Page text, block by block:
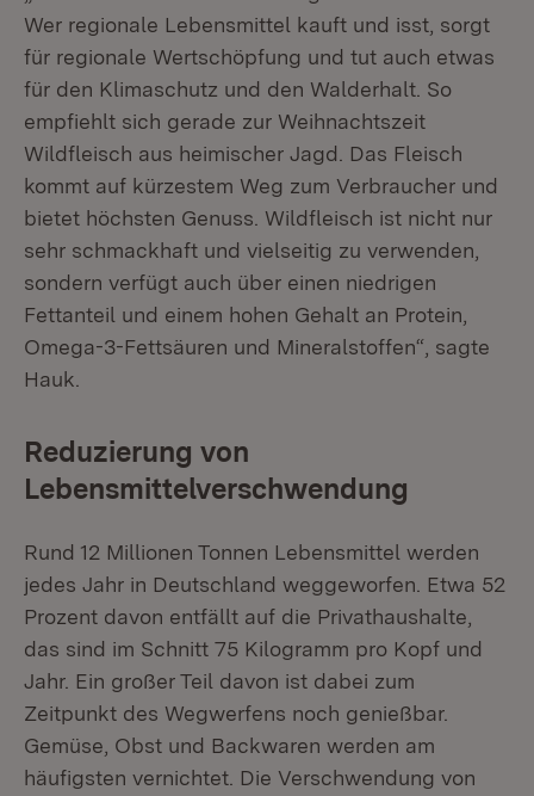
Wer regionale Lebensmittel kauft und isst, sorgt
für regionale Wertschöpfung und tut auch etwas
für den Klimaschutz und den Walderhalt. So
empfiehlt sich gerade zur Weihnachtszeit
Wildfleisch aus heimischer Jagd. Das Fleisch
kommt auf kürzestem Weg zum Verbraucher und
bietet höchsten Genuss. Wildfleisch ist nicht nur
sehr schmackhaft und vielseitig zu verwenden,
sondern verfügt auch über einen niedrigen
Fettanteil und einem hohen Gehalt an Protein,
Omega-3-Fettsäuren und Mineralstoffen“, sagte
Hauk.
Reduzierung von
Lebensmittelverschwendung
Rund 12 Millionen Tonnen Lebensmittel werden
jedes Jahr in Deutschland weggeworfen. Etwa 52
Prozent davon entfällt auf die Privathaushalte,
das sind im Schnitt 75 Kilogramm pro Kopf und
Jahr. Ein großer Teil davon ist dabei zum
Zeitpunkt des Wegwerfens noch genießbar.
Gemüse, Obst und Backwaren werden am
häufigsten vernichtet. Die Verschwendung von